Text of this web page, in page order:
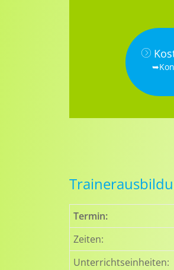
Termin:
Zeiten:
Unterrichtseinheiten: